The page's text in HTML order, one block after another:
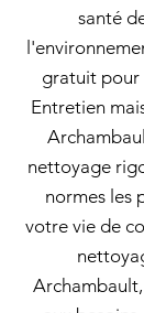
santé
gratuit pour
Entretien
nettoyage
normes les
votre vie de